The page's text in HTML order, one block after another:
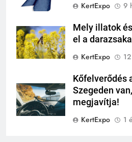
KertExpo
9
Mely illatok
el a
KertExpo
Kőfelverődés
Szegeden
megjavítja!
KertExpo
1